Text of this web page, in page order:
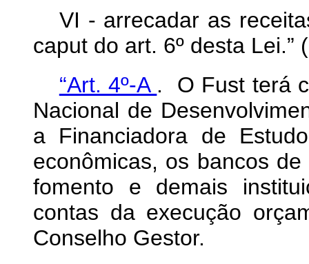
VI - arrecadar as
caput do art. 6º desta Lei.”
“Art. 4º-A . O Fust terá
Nacional de
a Financiadora de
econômicas, os bancos
fomento e demais
contas da execução
Conselho Gestor.